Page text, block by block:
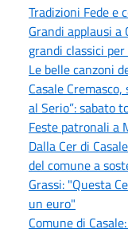
Tradizioni Fede e
Grandi applausi a
grandi classici
Le belle canzoni
Casale
al Serio”: sabato
Feste patronali a
Dalla Cer di
del comune a
Grassi: "Questa
un euro"
Comune di